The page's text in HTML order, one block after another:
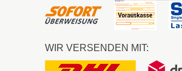
WIR VERSENDEN MIT: